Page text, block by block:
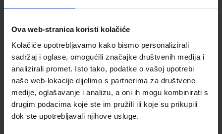
Ova web-stranica koristi kolačiće
Kolačiće upotrebljavamo kako bismo personalizirali
sadržaj i oglase, omogućili značajke društvenih medija i
analizirali promet. Isto tako, podatke o vašoj upotrebi
naše web-lokacije dijelimo s partnerima za društvene
medije, oglašavanje i analizu, a oni ih mogu kombinirati s
drugim podacima koje ste im pružili ili koje su prikupili
dok ste upotrebljavali njihove usluge.
Omot PVC za školske
udžbenike; dimenzije
431x304; tip 178